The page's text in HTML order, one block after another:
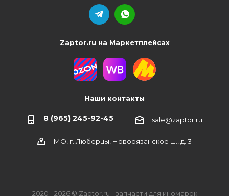
Zaptor.ru на Маркетплейсах
Наши контакты
8 (965) 245-92-45 sale@zaptor.ru
МО, г. Люберцы, Новорязанское ш., д. 3
2020 - 2026 © Zaptor.ru - запчасти для иномарок